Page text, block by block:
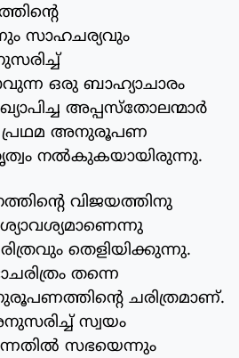
സാഹചര്യവും
ഒരു ബാഹ്യാചാരം
അപ്പസ്‌തോലന്മാര്‍
പ്രഥമ അനുരൂപണ
നല്‍കുകയായിരുന്നു.
വിജയത്തിനു
തെളിയിക്കുന്നു.
തന്നെ
ചരിത്രമാണ്.
സ്വയം
സഭയെന്നും